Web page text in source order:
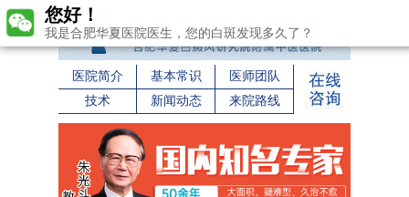
医院简介 基本常识
医师团队
技术
新闻动态 来院路线
您好！
我是合肥华夏医院医生，您的白斑发现多久了？